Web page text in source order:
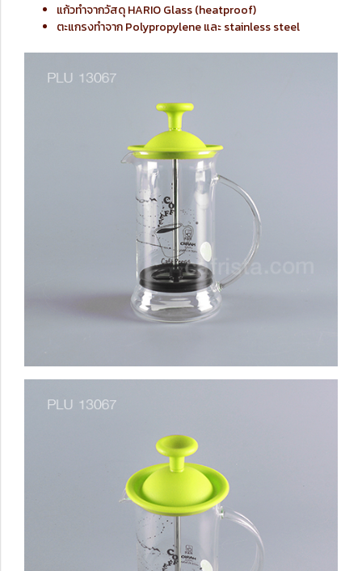
แก้วทำจากวัสดุ HARIO Glass (heatproof)
ตะแกรงทำจาก Polypropylene และ stainless steel